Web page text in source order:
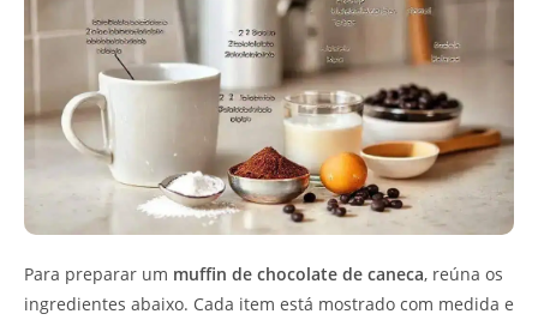
Para preparar um muffin de chocolate de caneca, reúna os
ingredientes abaixo. Cada item está mostrado com medida e